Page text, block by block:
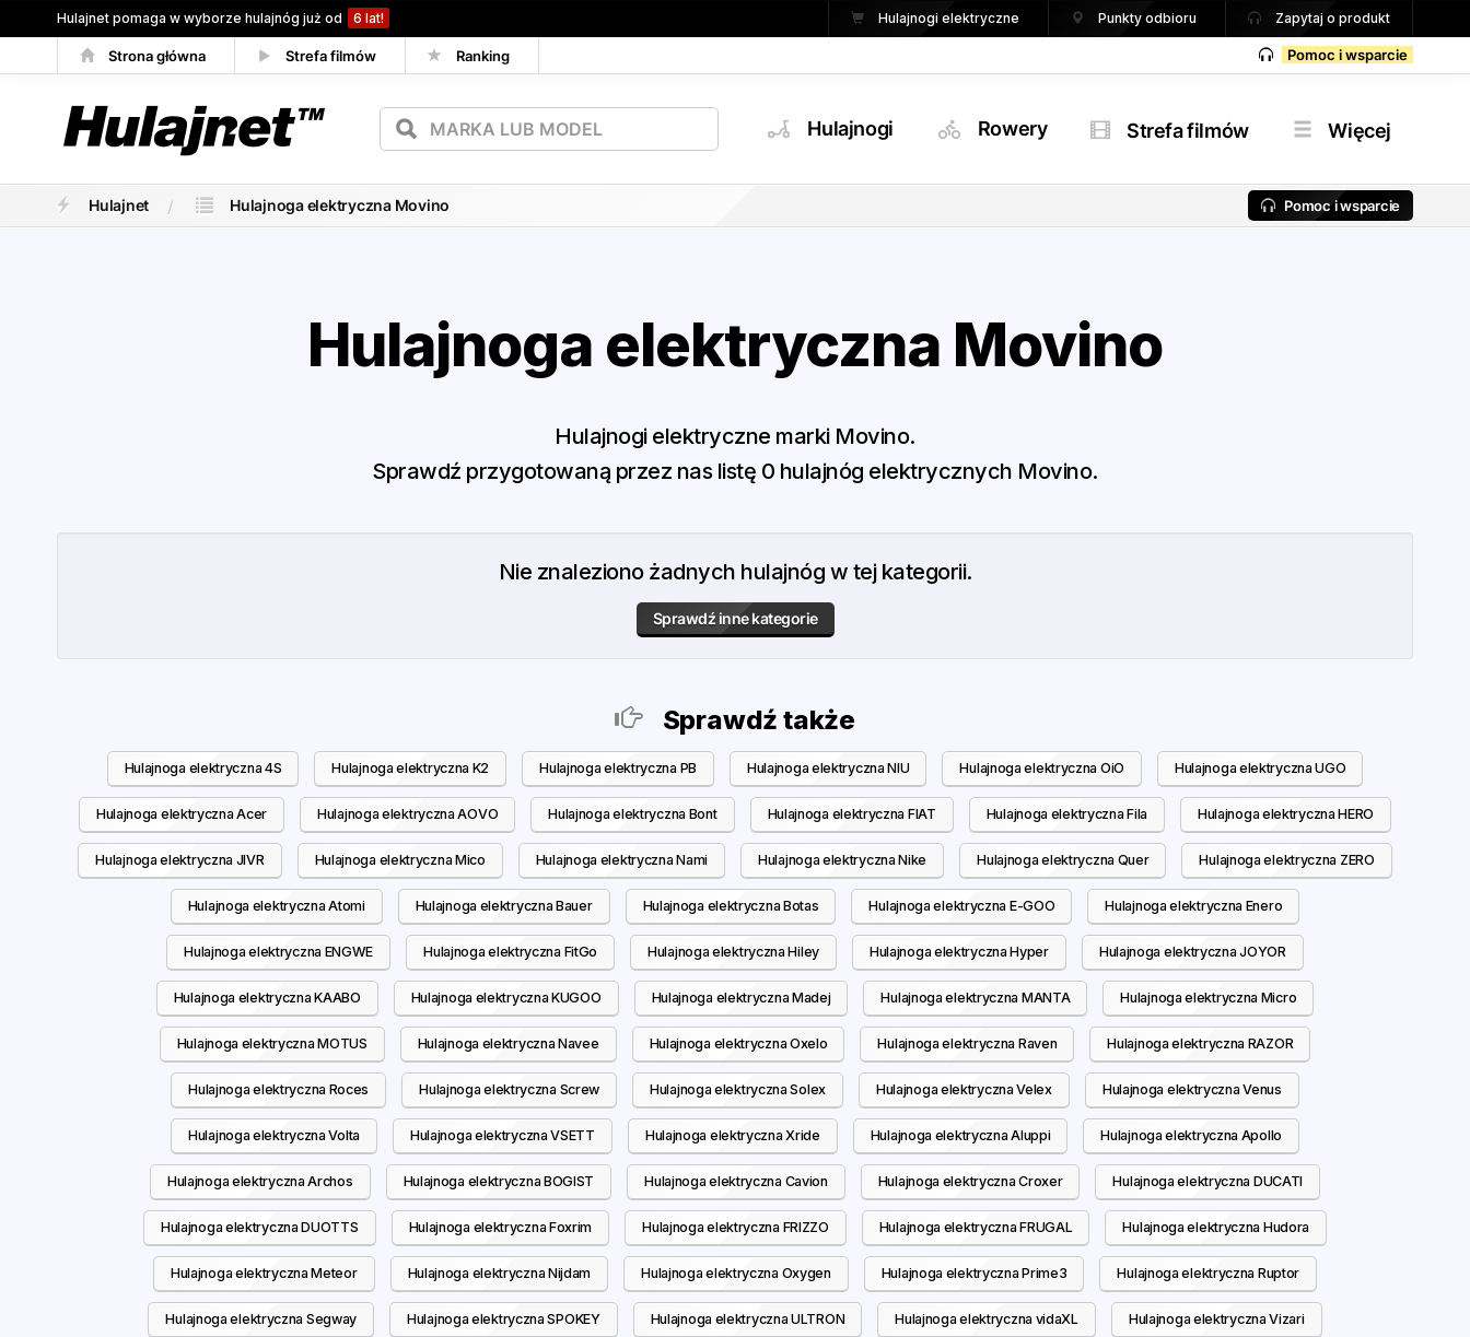
Hulajnet pomaga w wyborze hulajnóg już od 6 lat! Hulajnogi elektryczne Punkty odbioru Zapytaj o produkt
Strona główna Strefa filmów Ranking Pomoc i wsparcie
Hulajnogi Rowery Strefa filmów Więcej
Hulajnet Hulajnoga elektryczna Movino Pomoc i wsparcie
Hulajnoga elektryczna Movino
Hulajnogi elektryczne marki Movino.
Sprawdź przygotowaną przez nas listę 0 hulajnóg elektrycznych Movino.
Nie znaleziono żadnych hulajnóg w tej kategorii.
Sprawdź inne kategorie
Sprawdź także
Hulajnoga elektryczna 4S Hulajnoga elektryczna K2 Hulajnoga elektryczna PB Hulajnoga elektryczna NIU Hulajnoga elektryczna OiO Hulajnoga elektryczna UGO
Hulajnoga elektryczna Acer Hulajnoga elektryczna AOVO Hulajnoga elektryczna Bont Hulajnoga elektryczna FIAT Hulajnoga elektryczna Fila Hulajnoga elektryczna HERO
Hulajnoga elektryczna JIVR Hulajnoga elektryczna Mico Hulajnoga elektryczna Nami Hulajnoga elektryczna Nike Hulajnoga elektryczna Quer Hulajnoga elektryczna ZERO
Hulajnoga elektryczna Atomi Hulajnoga elektryczna Bauer Hulajnoga elektryczna Botas Hulajnoga elektryczna E-GOO Hulajnoga elektryczna Enero
Hulajnoga elektryczna ENGWE Hulajnoga elektryczna FitGo Hulajnoga elektryczna Hiley Hulajnoga elektryczna Hyper Hulajnoga elektryczna JOYOR
Hulajnoga elektryczna KAABO Hulajnoga elektryczna KUGOO Hulajnoga elektryczna Madej Hulajnoga elektryczna MANTA Hulajnoga elektryczna Micro
Hulajnoga elektryczna MOTUS Hulajnoga elektryczna Navee Hulajnoga elektryczna Oxelo Hulajnoga elektryczna Raven Hulajnoga elektryczna RAZOR
Hulajnoga elektryczna Roces Hulajnoga elektryczna Screw Hulajnoga elektryczna Solex Hulajnoga elektryczna Velex Hulajnoga elektryczna Venus
Hulajnoga elektryczna Volta Hulajnoga elektryczna VSETT Hulajnoga elektryczna Xride Hulajnoga elektryczna Aluppi Hulajnoga elektryczna Apollo
Hulajnoga elektryczna Archos Hulajnoga elektryczna BOGIST Hulajnoga elektryczna Cavion Hulajnoga elektryczna Croxer Hulajnoga elektryczna DUCATI
Hulajnoga elektryczna DUOTTS Hulajnoga elektryczna Foxrim Hulajnoga elektryczna FRIZZO Hulajnoga elektryczna FRUGAL Hulajnoga elektryczna Hudora
Hulajnoga elektryczna Meteor Hulajnoga elektryczna Nijdam Hulajnoga elektryczna Oxygen Hulajnoga elektryczna Prime3 Hulajnoga elektryczna Ruptor
Hulajnoga elektryczna Segway Hulajnoga elektryczna SPOKEY Hulajnoga elektryczna ULTRON Hulajnoga elektryczna vidaXL Hulajnoga elektryczna Vizari